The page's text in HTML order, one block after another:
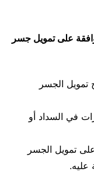
على تمويل جسر
تمويل الجسر
في السداد أو
تمويل الجسر
عليه.